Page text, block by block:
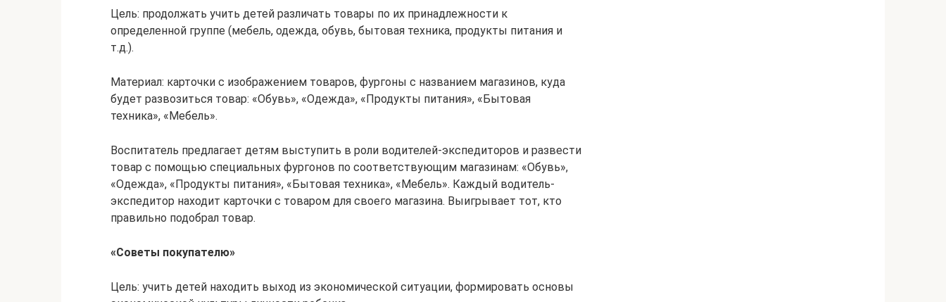
Цель: продолжать учить детей различать товары по их принадлежности к
определенной группе (мебель, одежда, обувь, бытовая техника, продукты питания и
т.д.).
Материал: карточки с изображением товаров, фургоны с названием магазинов, куда
будет развозиться товар: «Обувь», «Одежда», «Продукты питания», «Бытовая
техника», «Мебель».
Воспитатель предлагает детям выступить в роли водителей-экспедиторов и развести
товар с помощью специальных фургонов по соответствующим магазинам: «Обувь»,
«Одежда», «Продукты питания», «Бытовая техника», «Мебель». Каждый водитель-
экспедитор находит карточки с товаром для своего магазина. Выигрывает тот, кто
правильно подобрал товар.
«Советы покупателю»
Цель: учить детей находить выход из экономической ситуации, формировать основы